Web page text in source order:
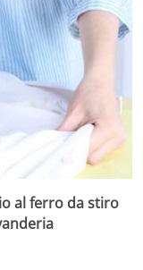
al ferro da stiro